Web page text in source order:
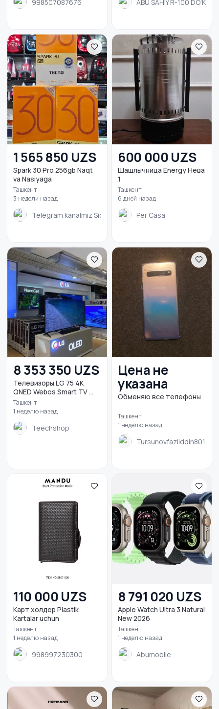
998507087676 ABU SAHIY R-100 DO'KON
1 565 850 UZS
Spark 30 Pro 256gb Naqt
va Nasiyaga
Ташкент
3 недели назад
Telegram kanalmiz Siddiquz
600 000 UZS
Шашлычница Energy Нева
1
Ташкент
6 дней назад
Per Casa
8 353 350 UZS
Телевизоры LG 75 4K
QNED Webos Smart TV ...
Ташкент
1 неделю назад
Teechshop
Цена не
указана
Обменяю все телефоны
Ташкент
1 неделю назад
Tursunovfazliddin801
110 000 UZS
Карт холдер Plastik
Kartalar uchun
Ташкент
1 неделю назад
998997230300
8 791 020 UZS
Apple Watch Ultra 3 Natural
New 2026
Ташкент
1 неделю назад
Abumobile